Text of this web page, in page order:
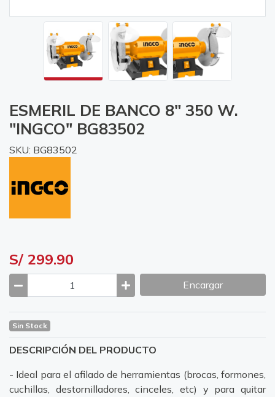
ESMERIL DE BANCO 8" 350 W.
"INGCO" BG83502
SKU: BG83502
S/ 299.90
Encargar
Sin Stock
DESCRIPCIÓN DEL PRODUCTO
- Ideal para el afilado de herramientas (brocas, formones,
cuchillas, destornilladores, cinceles, etc) y para quitar